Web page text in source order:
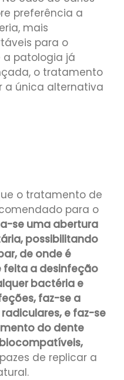
preferência a
mais
para o
a patologia já
o tratamento
a única alternativa
o tratamento de
para o
se uma abertura
possibilitando
de onde é
feita a desinfeção
bactéria e
faz-se a
e faz-se
do dente
de replicar a